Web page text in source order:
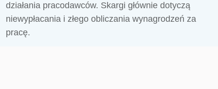
działania pracodawców. Skargi głównie dotyczą
niewypłacania i złego obliczania wynagrodzeń za
pracę.